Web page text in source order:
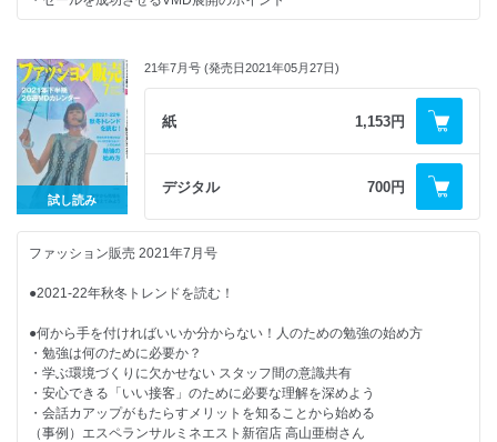
・店長意識改革メソッド
・人材マネジメントの処方箋
・美容トレンド最前線！
・労務管理を知ろう
・その接客あるある解決します！
・FASHION EYE
・今月の魅せ方・売り方
・ワンスアラウンドのエリアマネージャー塾
・新・お客さまゼッタイ主義
・カンタン英語接客術！
・心と体の「きれいの秘訣」
・売場おこしディレクション
・NEWS BOX
・今月の視点
・編集後記
・ノスタルジック トラッド
・モダン グランジ
・ラスティック アンビエント
・アンティーク キッチュ
・マスキュリン マニッシュ
・バーチャル ストリート
・ビンテージ ボーホー
・セブンティーズ ボヘミアン
●「ブランドカフェ」でセンスを磨く
●次代を担う国産ブランド
●これからの小亮店と販亮員の在り方
試し読み
21年7月号 (発売日2021年05月27日)
紙 1,153円
デジタル 700円
ファッション販売 2021年7月号
●2021-22年秋冬トレンドを読む！
●何から手を付ければいいか分からない！人のための勉強の始め方
・勉強は何のために必要か？
・学ぶ環境づくりに欠かせない スタッフ間の意識共有
・安心できる「いい接客」のために必要な理解を深めよう
・会話カアップがもたらすメリットを知ることから始める
（事例）エスペランサルミネエスト新宿店 高山亜樹さん